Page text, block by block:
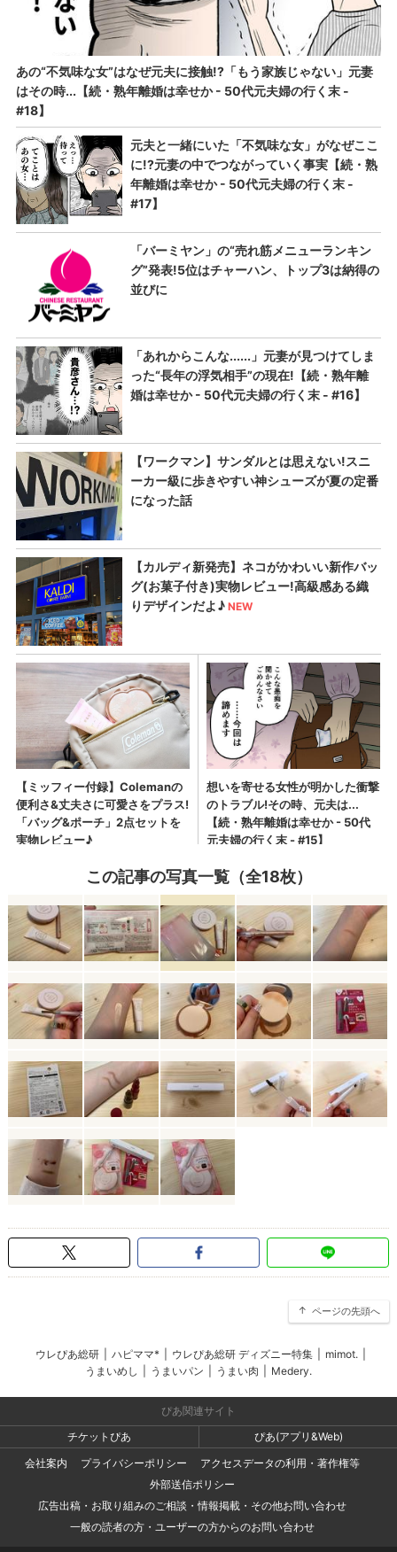
この記事の写真一覧（全18枚）
ページの先頭へ
ウレぴあ総研 ハピママ* ウレぴあ総研 ディズニー特集 mimot.
うまいめし
うまいパン うまい肉 Medery.
ぴあ関連サイト
チケットぴあ
ぴあ(アプリ&Web)
会社案内
プライバシーポリシー
アクセスデータの利用・著作権等
外部送信ポリシー
広告出稿・お取り組みのご相談・情報掲載・その他お問い合わせ
一般の読者の方・ユーザーの方からのお問い合わせ